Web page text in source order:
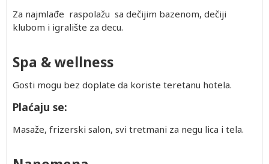
Za najmlađe raspolažu sa dečijim bazenom, dečiji
klubom i igralište za decu.
Spa & wellness
Gosti mogu bez doplate da koriste teretanu hotela.
Plaćaju se:
Masaže, frizerski salon, svi tretmani za negu lica i tela.